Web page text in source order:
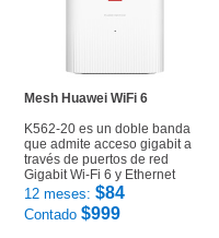
Mesh Huawei WiFi 6
K562-20 es un doble banda
que admite acceso gigabit a
través de puertos de red
Gigabit Wi-Fi 6 y Ethernet
12 meses: $84
Contado $999